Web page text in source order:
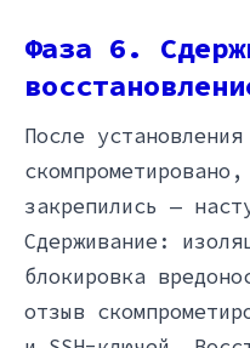
Фаза 6.
После
закрепились —
Сдерживание:
блокировка
отзыв